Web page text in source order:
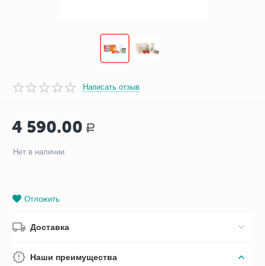
Написать отзыв
4 590.00 Р
Нет в наличии
Отложить
Доставка
Наши преимущества